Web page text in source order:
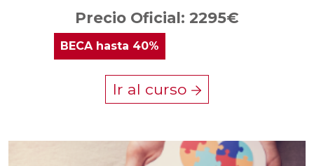
Precio Oficial: 2295€
BECA hasta 40%
Ir al curso